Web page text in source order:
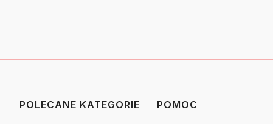
Linki w stopce
POLECANE KATEGORIE POMOC